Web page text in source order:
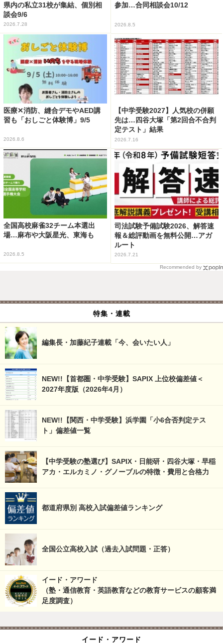
県内の私立31校が集結、個別相
談会9/6
2026.7.28
参加…合同相談会10/12
2026.8.5
医療✕消防、縫合デモやAED講
習も「おしごと体験博」9/5
2026.8.6
【中学受験2027】人気校の併願
先は…四谷大塚「第2回合不合判
定テスト」結果
2026.7.16
全国高校麻雀32チーム本選出
場…麻布や大阪星光、東海も
2026.8.5
司法試験予備試験2026、解答速
報＆総評動画を無料公開…アガ
ルート
2026.7.21
Recommended by
特集・連載
編集長・加藤紀子連載「今、会いたい人」
NEW!!【首都圏・中学受験】SAPIX 上位校偏差値＜
2027年度版（2026年4月）
NEW!!【関西・中学受験】浜学園「小6合否判定テス
ト」偏差値一覧
【中学受験の塾選び】SAPIX・日能研・四谷大塚・早稲
アカ・エルカミノ・グノーブルの特徴・費用と合格力
都道府県別 高校入試偏差値ランキング
全国公立高校入試（過去入試問題・正答）
イード・アワード
（塾・通信教育・英語教育などの教育サービスの顧客満
足度調査）
イード・アワード